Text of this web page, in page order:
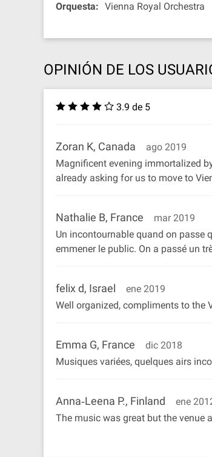
Orquesta: Vienna Royal Orchestra
OPINIÓN DE LOS
3.9 de 5
Zoran K, Canada
ago 2019
Magnificent evening immortalized
already asking for us to move to
Nathalie B, France
mar 2019
Un incontournable quand on passe
emmener le public. On a passé un
felix d, Israel
ene 2019
Well organized, compliments to the
Emma G, France
dic 2018
Musiques variées, quelques airs
Anna‐Leena P., Finland
ene
The music was great but the venue